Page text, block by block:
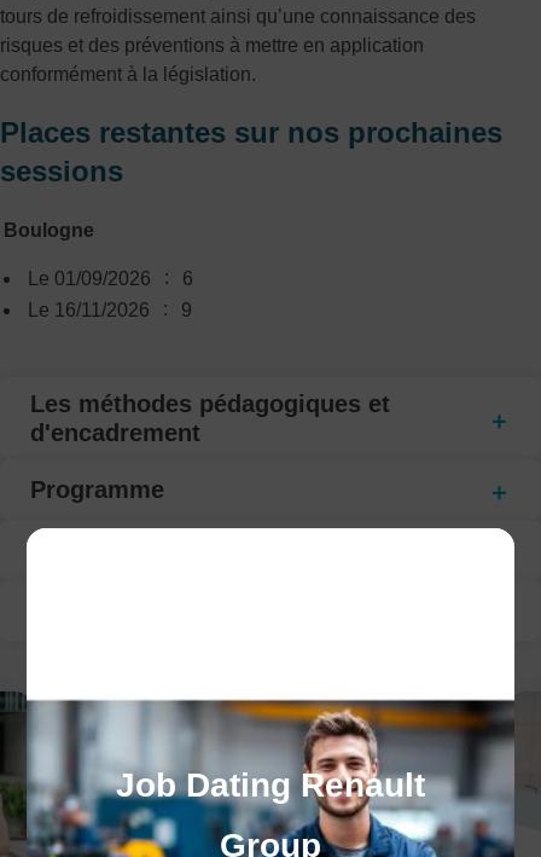
Job Dating Renault
Group
tours de refroidissement ainsi qu’une connaissance des
risques et des préventions à mettre en application
conformément à la législation.
Places restantes sur nos prochaines
sessions
Boulogne
Le 01/09/2026 :
6
Le 16/11/2026
: 9
Les méthodes pédagogiques et
d'encadrement
Programme